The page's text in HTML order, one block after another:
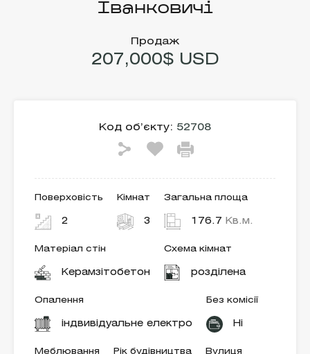
Іванковичі
Продаж
207,000$ USD
Код об’єкту: 52708
Поверховість
2
Кімнат
3
Загальна площа
176.7 Кв.м.
Матеріал стін
Керамзітобетон
Схема кімнат
розділена
Опалення
індвивідуальне електро
Без комісії
Ні
Меблювання Рік будівництва Вулиця